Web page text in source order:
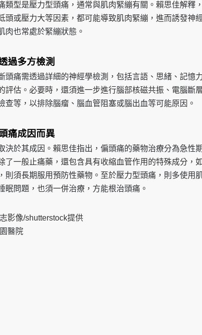
類型是壓力型頭痛，通常與肌肉緊繃有關。賴思佳解釋
頭或壓力大等因素，都可能導致肌肉緊繃，進而誘發神
肉也常處於緊繃狀態。
過多方檢測
頭痛需透過詳細的神經學檢測，包括言語、思緒、記憶
評估。必要時，還須進一步進行腦部核磁共振、電腦斷
查等，以排除腦瘤、腦血管阻塞或腦出血等可能原因。
痛成因而異
決於其成因。賴思佳指出，偏頭痛的藥物治療分為急性
了一般止痛藥，還包含具有收縮血管作用的特殊成分，
則須長期服用預防性藥物。至於壓力型頭痛，則多使用
眠問題，也須一併治療，方能根治頭痛。
影像/shutterstock提供
醫院